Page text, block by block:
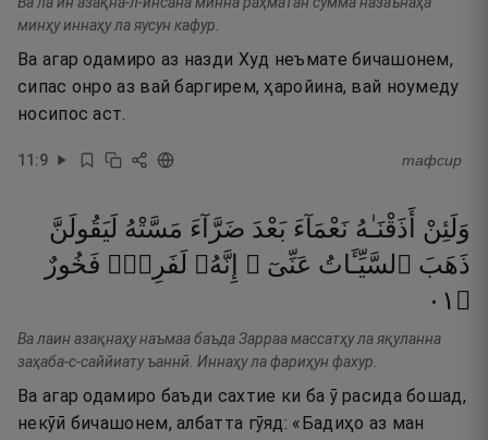
минҳу иннаҳу ла яусун кафур.
Ва агар одамиро аз назди Худ неъмате бичашонем,
сипас онро аз вай баргирем, ҳаройина, вай ноумеду
носипос аст.
11:9 тафсир
وَلَئِنْ أَذَقْنَـٰهُ نَعْمَآءَ بَعْدَ ضَرَّآءَ مَسَّتْهُ لَيَقُولَنَّ
ذَهَبَ ٱلسَّيِّـَٔاتُ عَنِّىٓ ۚ إِنَّهُۥ لَفَرِحٌۭ فَخُورٌ
۝ ١٠
Ва лаин азақнаҳу наъмаа баъда Зарраа массатҳу ла яқуланна
заҳаба-с-саййиату ъаннӣ. Иннаҳу ла фариҳун фахур.
Ва агар одамиро баъди сахтие ки ба ӯ расида бошад,
некӯӣ бичашонем, албатта гӯяд: «Бадиҳо аз ман